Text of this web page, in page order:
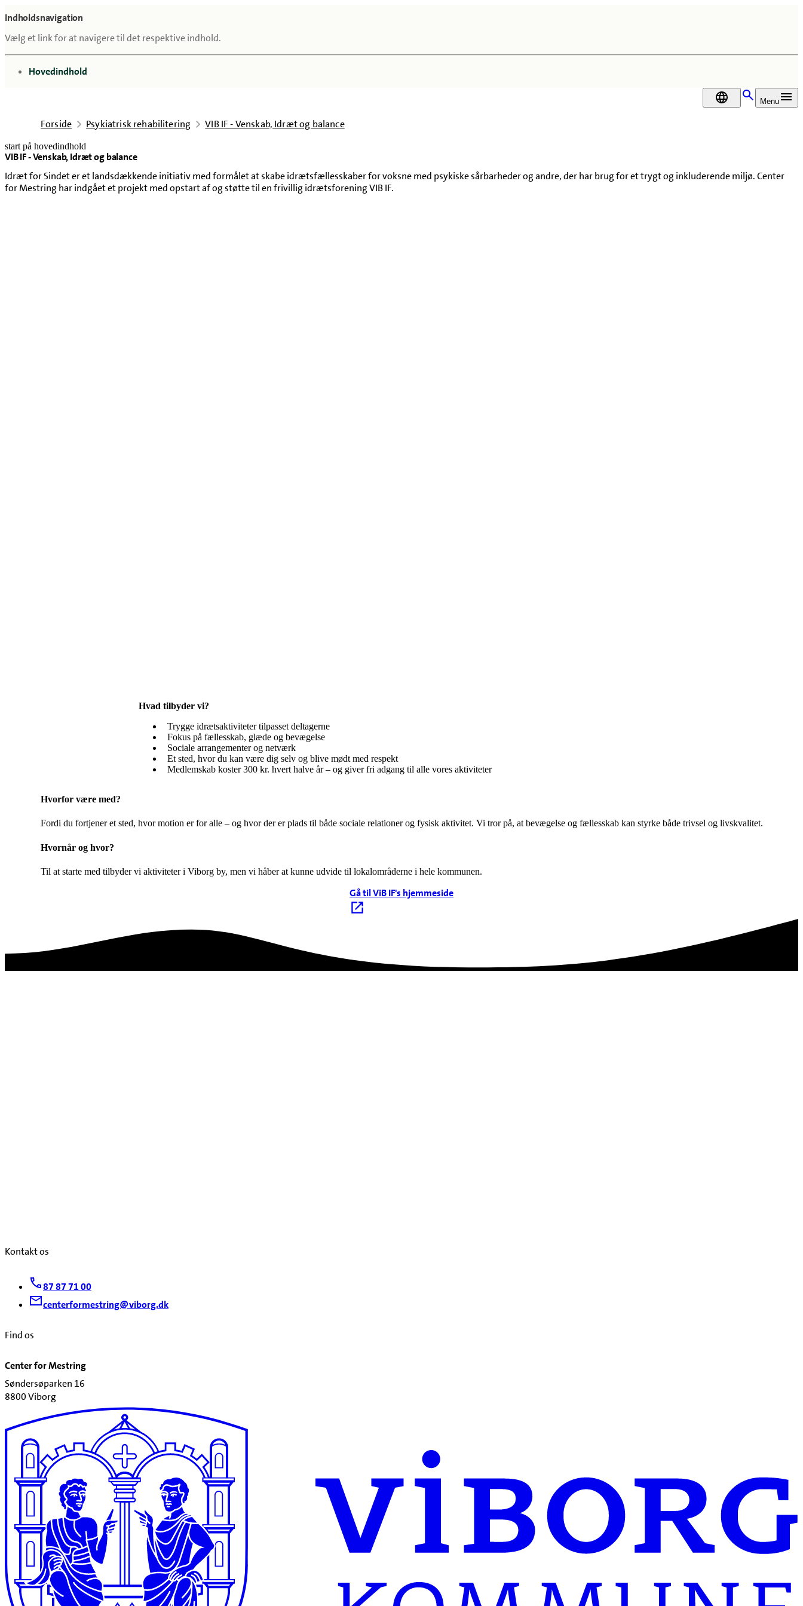
Indholdsnavigation
Vælg et link for at navigere til det respektive indhold.
gå til
Hovedindhold
DA Menu
Forside Psykiatrisk rehabilitering VIB IF - Venskab, Idræt og balance
start på hovedindhold
VIB IF - Venskab, Idræt og balance
Idræt for Sindet er et landsdækkende initiativ med formålet at skabe idrætsfællesskaber for voksne med psykiske sårbarheder og andre, der har brug for et trygt og inkluderende miljø. Center
for Mestring har indgået et projekt med opstart af og støtte til en frivillig idrætsforening VIB IF.
senest opdateret 4. august 2026
Hvad tilbyder vi?
Trygge idrætsaktiviteter tilpasset deltagerne
Fokus på fællesskab, glæde og bevægelse
Sociale arrangementer og netværk
Et sted, hvor du kan være dig selv og blive mødt med respekt
Medlemskab koster 300 kr. hvert halve år – og giver fri adgang til alle vores aktiviteter
Hvorfor være med?
Fordi du fortjener et sted, hvor motion er for alle – og hvor der er plads til både sociale relationer og fysisk aktivitet. Vi tror på, at bevægelse og fællesskab kan styrke både trivsel og livskvalitet.
Hvornår og hvor?
Til at starte med tilbyder vi aktiviteter i Viborg by, men vi håber at kunne udvide til lokalområderne i hele kommunen.
Gå til ViB IF's hjemmeside
Kontakt os
87 87 71 00
centerformestring@viborg.dk
Find os
Center for Mestring
Søndersøparken 16
8800 Viborg